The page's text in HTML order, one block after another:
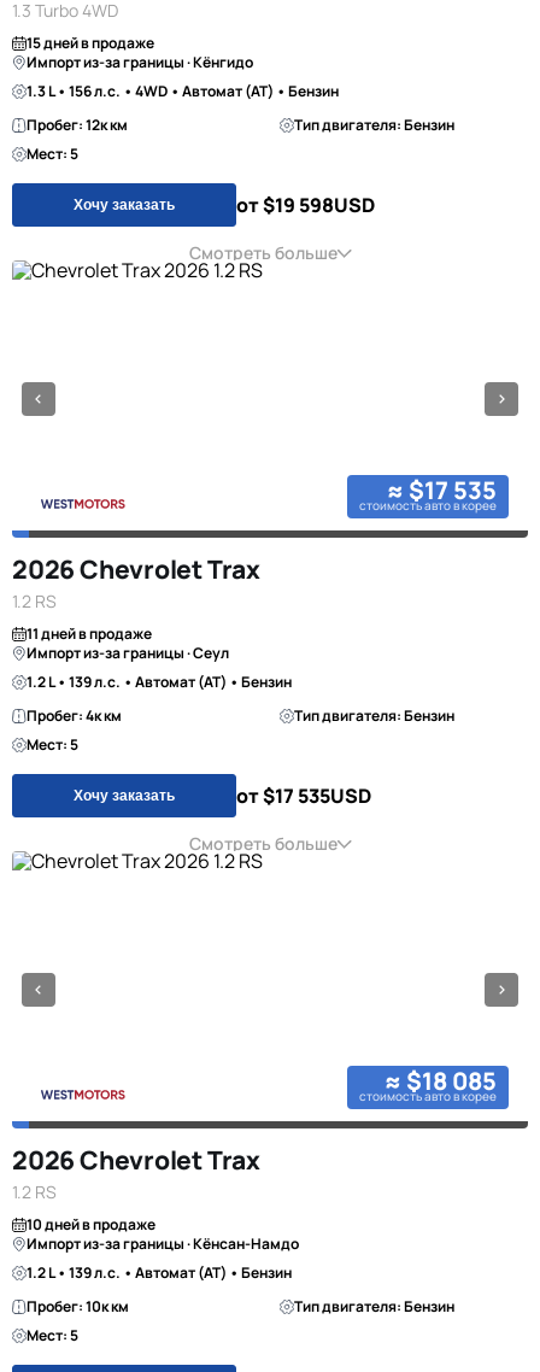
1.3 Turbo 4WD
15 дней в продаже
Импорт из-за границы · Кёнгидо
1.3 L • 156 л.с. • 4WD • Автомат (AT) • Бензин
Пробег: 12к км
Тип двигателя: Бензин
Мест: 5
Хочу заказать от $19 598USD
Смотреть больше
≈ $17 535
стоимость авто в корее
2026 Chevrolet Trax
1.2 RS
11 дней в продаже
Импорт из-за границы · Сеул
1.2 L • 139 л.с. • Автомат (AT) • Бензин
Пробег: 4к км
Тип двигателя: Бензин
Мест: 5
Хочу заказать от $17 535USD
Смотреть больше
≈ $18 085
стоимость авто в корее
2026 Chevrolet Trax
1.2 RS
10 дней в продаже
Импорт из-за границы · Кёнсан-Намдо
1.2 L • 139 л.с. • Автомат (AT) • Бензин
Пробег: 10к км
Тип двигателя: Бензин
Мест: 5